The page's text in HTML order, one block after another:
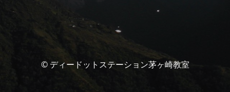
© ディードットステーション茅ヶ崎教室